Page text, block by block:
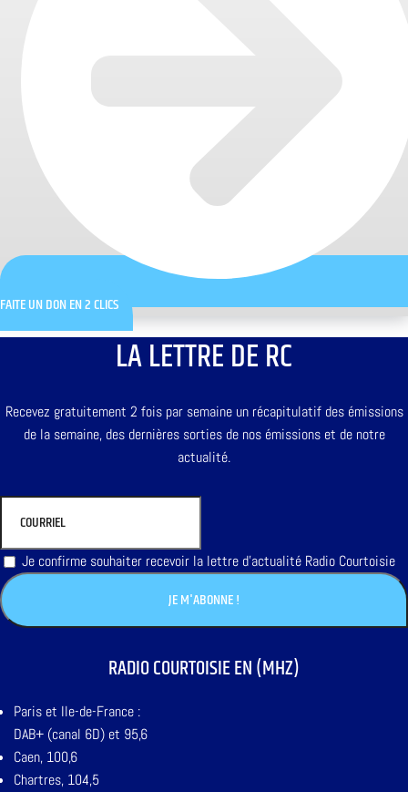
FAITE UN DON EN 2 CLICS
LA LETTRE DE RC
Recevez gratuitement 2 fois par semaine un récapitulatif des émissions
de la semaine, des dernières sorties de nos émissions et de notre
actualité.
Je confirme souhaiter recevoir la lettre d'actualité Radio Courtoisie
RADIO COURTOISIE EN (MHZ)
Paris et Ile-de-France :
DAB+ (canal 6D) et 95,6
Caen, 100,6
Chartres, 104,5